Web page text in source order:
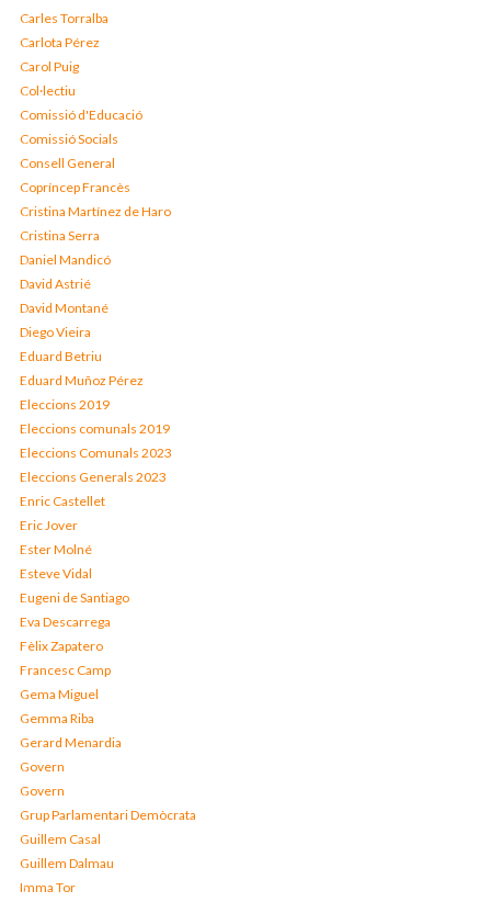
Carles Torralba
Carlota Pérez
Carol Puig
Col·lectiu
Comissió d'Educació
Comissió Socials
Consell General
Copríncep Francès
Cristina Martínez de Haro
Cristina Serra
Daniel Mandicó
David Astrié
David Montané
Diego Vieira
Eduard Betriu
Eduard Muñoz Pérez
Eleccions 2019
Eleccions comunals 2019
Eleccions Comunals 2023
Eleccions Generals 2023
Enric Castellet
Eric Jover
Ester Molné
Esteve Vidal
Eugeni de Santiago
Eva Descarrega
Fèlix Zapatero
Francesc Camp
Gema Miguel
Gemma Riba
Gerard Menardia
Govern
Govern
Grup Parlamentari Demòcrata
Guillem Casal
Guillem Dalmau
Imma Tor